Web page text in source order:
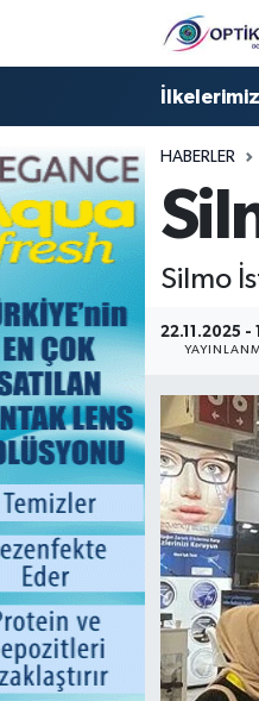
İlkelerimiz
HABERLER
Silmo
22.11.2025 -
Nöbetçi Eczaneler
Hava Durumu
İstanbul Namaz
Trafik Durumu
Süper Lig Puan
Tüm Manşetler
Son Dakika
Haber Arşivi